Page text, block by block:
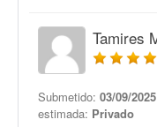
Tamires
Submetido: 03/09/
estimada: Privado